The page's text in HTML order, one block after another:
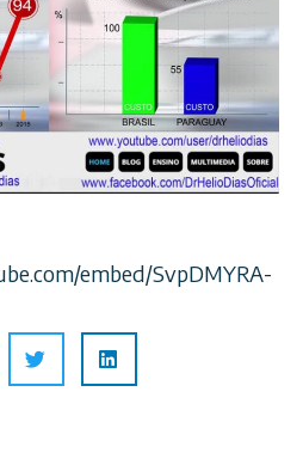
embed/SvpDMYRA-